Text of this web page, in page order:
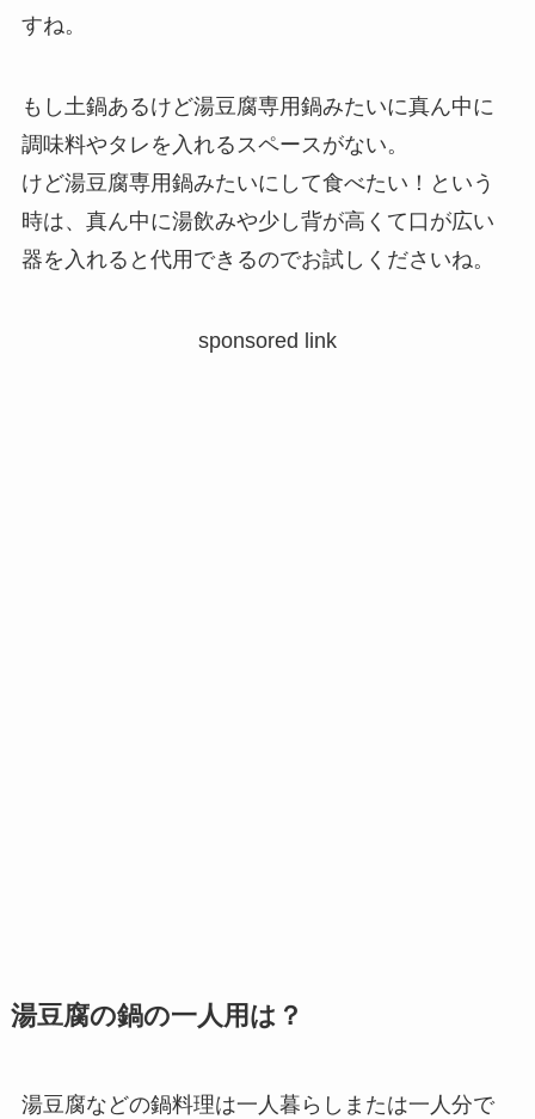
すね。
もし土鍋あるけど湯豆腐専用鍋みたいに真ん中に
調味料やタレを入れるスペースがない。
けど湯豆腐専用鍋みたいにして食べたい！という
時は、真ん中に湯飲みや少し背が高くて口が広い
器を入れると代用できるのでお試しくださいね。
sponsored link
湯豆腐の鍋の一人用は？
湯豆腐などの鍋料理は一人暮らしまたは一人分で